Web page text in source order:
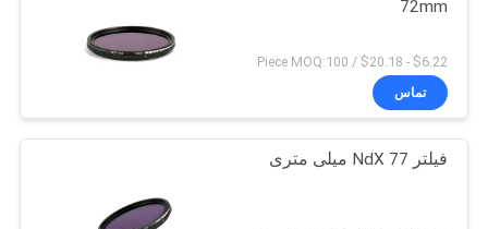
72mm
$6.22 - $20.18 / Piece MOQ:100
تماس
فیلتر NdX 77 میلی متری